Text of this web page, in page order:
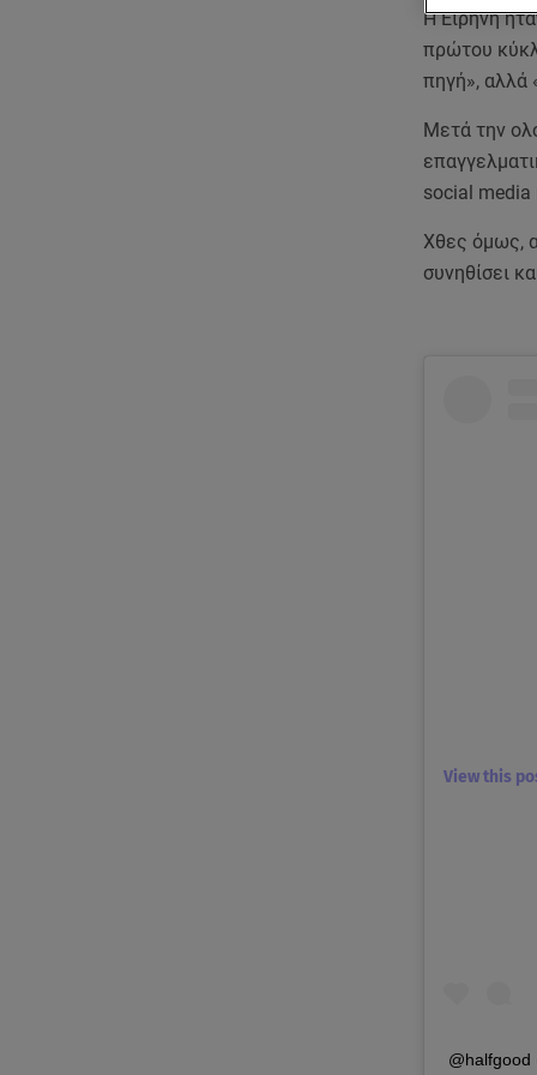
Η Ειρήνη
πρώτου
πηγή», αλλά
Mετά την
social media
Χθες όμως,
συνηθίσει
View this
@halfgood